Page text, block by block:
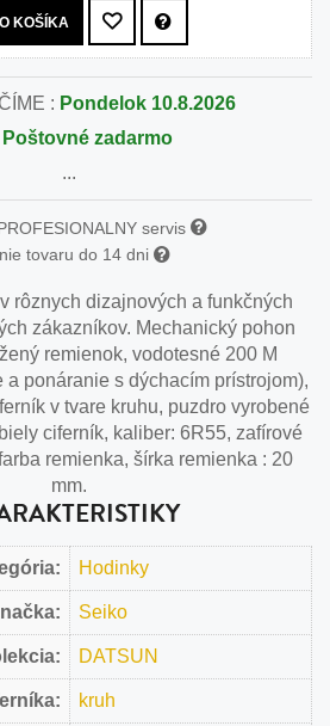
KOŠÍKA
: Pondelok 10.8.2026
Poštovné zadarmo
...
servis
tovaru do 14 dni
rôznych dizajnových a funkčných
zákazníkov. Mechanický pohon
remienok, vodotesné 200 M
a ponáranie s dýchacím prístrojom),
v tvare kruhu, puzdro vyrobené
ciferník, kaliber: 6R55, zafírové
remienka, šírka remienka : 20
mm.
Hodinky
Seiko
DATSUN
kruh